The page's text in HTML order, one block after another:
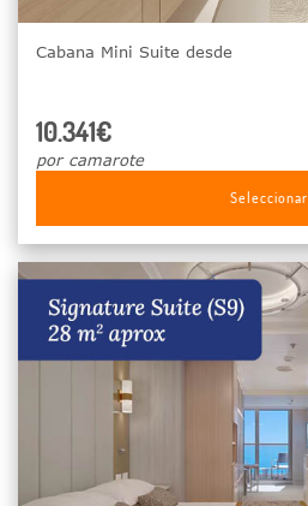
Cabana Mini Suite desde
10.341€
por camarote
Seleccionar